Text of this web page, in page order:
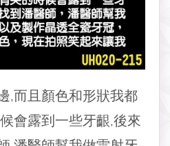
,而且顏色和形狀我都
會露到一些牙齦,後來